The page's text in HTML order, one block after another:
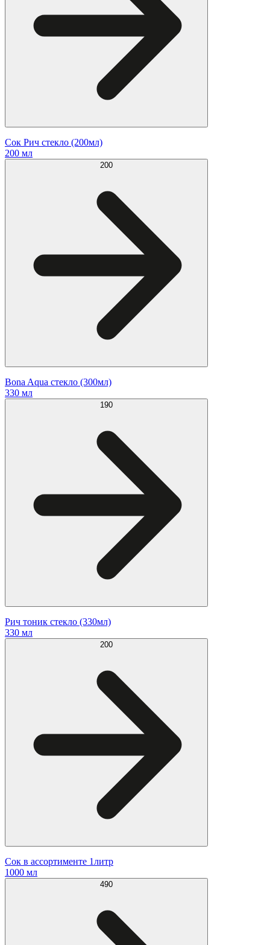
Сок Рич стекло (200мл)
200 мл
200
Bona Aqua стекло (300мл)
330 мл
190
Рич тоник стекло (330мл)
330 мл
200
Сок в ассортименте 1литр
1000 мл
490